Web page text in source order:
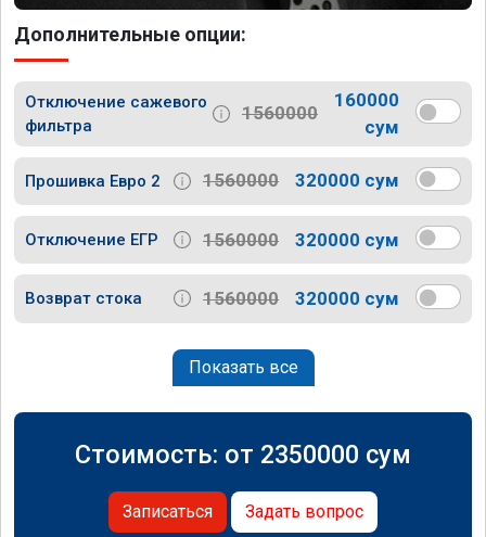
Дополнительные опции:
Отключение сажевого
фильтра
1560000
160000
сум
Прошивка Евро 2 1560000 320000 сум
Отключение ЕГР 1560000 320000 сум
Возврат стока 1560000 320000 сум
Показать все
Стоимость: от 2350000 сум
Записаться Задать вопрос